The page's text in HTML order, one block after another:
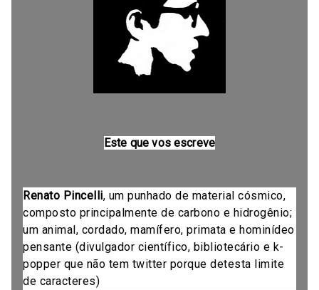
Este que vos escreve
Renato Pincelli, um punhado de material cósmico,
composto principalmente de carbono e hidrogênio;
um animal, cordado, mamífero, primata e hominídeo
pensante (divulgador científico, bibliotecário e k-
popper que não tem twitter porque detesta limite
de caracteres)